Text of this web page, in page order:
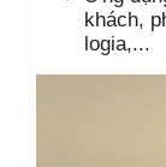
khách,
logia,...